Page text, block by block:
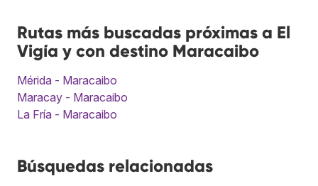
Rutas más buscadas próximas a El
Vigía y con destino Maracaibo
Mérida - Maracaibo
Maracay - Maracaibo
La Fría - Maracaibo
Búsquedas relacionadas